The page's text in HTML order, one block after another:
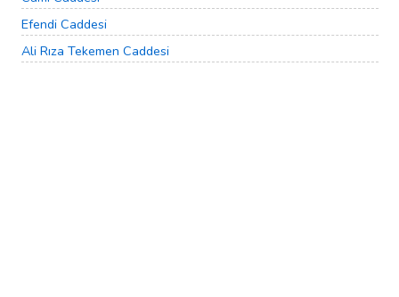
Efendi Caddesi
Ali Rıza Tekemen Caddesi